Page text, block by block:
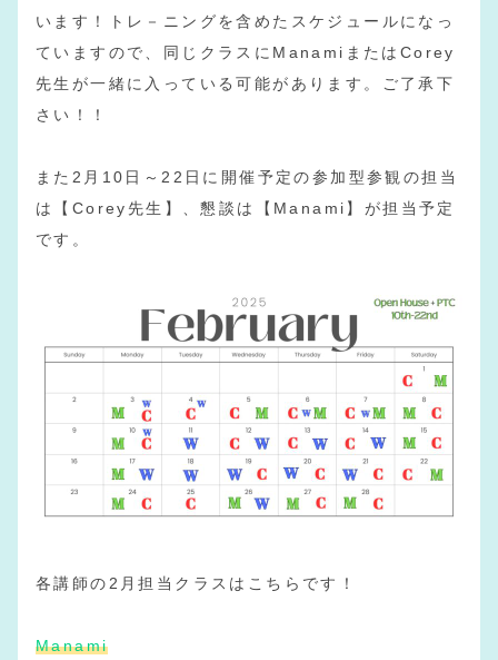
います！トレ－ニングを含めたスケジュールになっ
ていますので、同じクラスにManamiまたはCorey
先生が一緒に入っている可能があります。ご了承下
さい！！
また2月10日～22日に開催予定の参加型参観の担当
は【Corey先生】、懇談は【Manami】が担当予定
です。
各講師の2月担当クラスはこちらです！
Manami